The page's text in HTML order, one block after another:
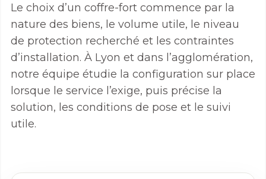
Le choix d’un coffre-fort commence par la
nature des biens, le volume utile, le niveau
de protection recherché et les contraintes
d’installation. À Lyon et dans l’agglomération,
notre équipe étudie la configuration sur place
lorsque le service l’exige, puis précise la
solution, les conditions de pose et le suivi
utile.
puissions
améliorer la
fonctionnalité
et la structure
du site Web,
en fonction
de la façon
dont le site
Web est
utilisé.
site Web